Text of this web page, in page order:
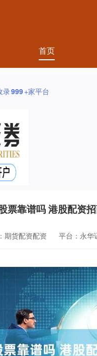
首页
录999+家平台
票靠谱吗 港股配资
期货配资配资 平台：永华